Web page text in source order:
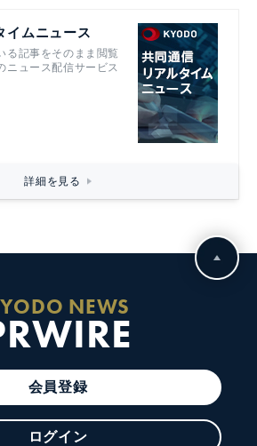
イムニュース
る記事をそのまま閲覧
ニュース配信サービス
詳細を見る
NEWS
会員登録
ログイン